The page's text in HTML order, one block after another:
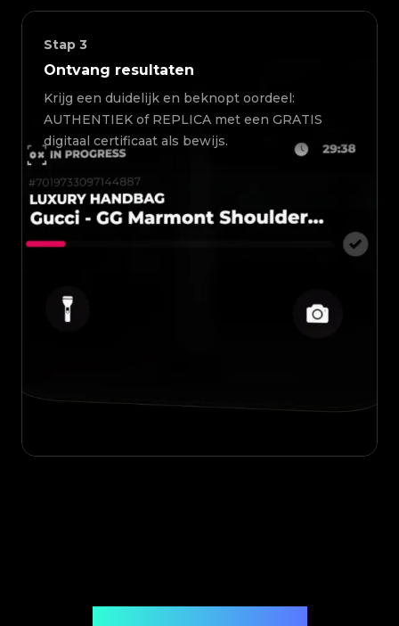
Stap 3
Ontvang resultaten
Krijg een duidelijk en beknopt oordeel:
AUTHENTIEK of REPLICA met een GRATIS
digitaal certificaat als bewijs.